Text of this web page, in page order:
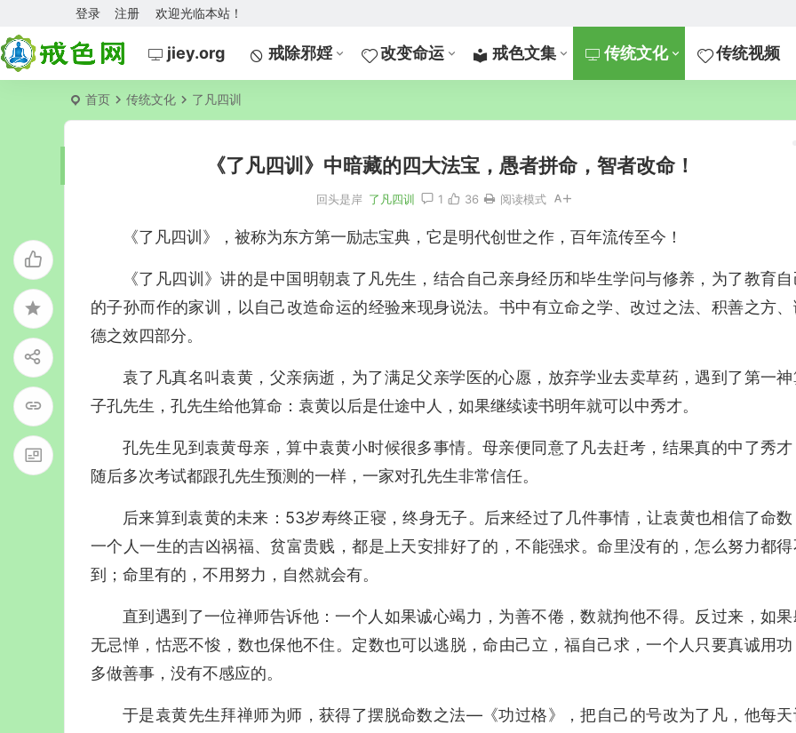
欢迎光临本站！
登录 注册
jiey.org 戒除邪婬 改变命运 戒色文集 传统文化 传统视频
首页 传统文化 了凡四训
《了凡四训》中暗藏的四大法宝，愚者拼命，智者改命！
回头是岸 了凡四训 1 36 阅读模式
《了凡四训》，被称为东方第一励志宝典，它是明代创世之作，百年流传至今！
《了凡四训》讲的是中国明朝袁了凡先生，结合自己亲身经历和毕生学问与修养，为了教育自
的子孙而作的家训，以自己改造命运的经验来现身说法。书中有立命之学、改过之法、积善之方
德之效四部分。
袁了凡真名叫袁黄，父亲病逝，为了满足父亲学医的心愿，放弃学业去卖草药，遇到了第一
子孔先生，孔先生给他算命：袁黄以后是仕途中人，如果继续读书明年就可以中秀才。
孔先生见到袁黄母亲，算中袁黄小时候很多事情。母亲便同意了凡去赶考，结果真的中了秀才
随后多次考试都跟孔先生预测的一样，一家对孔先生非常信任。
后来算到袁黄的未来：53岁寿终正寝，终身无子。后来经过了几件事情，让袁黄也相信了命数
一个人一生的吉凶祸福、贫富贵贱，都是上天安排好了的，不能强求。命里没有的，怎么努力都得
到；命里有的，不用努力，自然就会有。
直到遇到了一位禅师告诉他：一个人如果诚心竭力，为善不倦，数就拘他不得。反过来，如
无忌惮，怙恶不悛，数也保他不住。定数也可以逃脱，命由己立，福自己求，一个人只要真诚用功
多做善事，没有不感应的。
于是袁黄先生拜禅师为师，获得了摆脱命数之法—《功过格》，把自己的号改为了凡，他每天